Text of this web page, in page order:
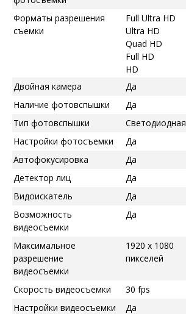
Форматы разрешения
съемки
Full Ultra HD
Ultra HD
Quad HD
Full HD
HD
Двойная камера Да
Наличие фотовспышки
Да
Тип фотовспышки
Светодиодная
Настройки фотосъемки
Да
Автофокусировка
Да
Детектор лиц
Да
Видоискатель
Да
Возможность
видеосъемки
Да
Максимальное
разрешение
видеосъемки
1920 x 1080
пикселей
Скорость видеосъемки 30 fps
Настройки видеосъемки
Да